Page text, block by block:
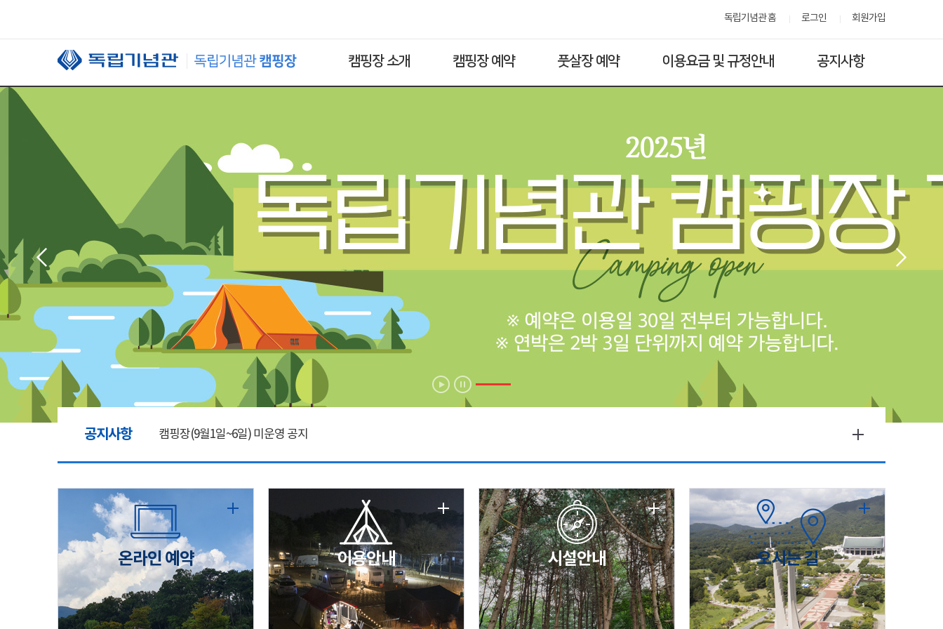
독립기념관 홈 로그인 회원가입
캠핑장 소개 캠핑장 예약 풋살장 예약 이용요금 및 규정안내 공지사항
공지사항 캠핑장(9월1일~6일) 미운영 공지
[6/1]전산시스템 점검 및 안정화에 따른 서비스 이용 제한 안내
2026년 5월 캠핑장 안점 점검의 날 변경 안내
캠핑장(9월1일~6일) 미운영 공지
온라인 예약 이용안내 시설안내 오시는 길